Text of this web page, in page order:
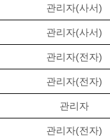
관리자(사서)
관리자(사서)
관리자(전자)
관리자(전자)
관리자
관리자(전자)